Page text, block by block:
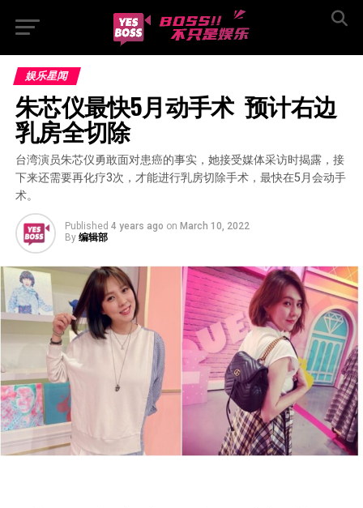
娱乐星闻
朱芯仪最快5月动手术  预计右边
乳房全切除
台湾演员朱芯仪勇敢面对患癌的事实，她接受媒体采访时揭露，接
下来还需要再化疗3次，才能进行乳房切除手术，最快在5月会动手
术。
Published 4 years ago on March 10, 2022
By 编辑部